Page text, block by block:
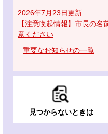
2026年7月23日更新
【注意喚起情報】市長の
意ください
重要なお知らせの一覧
見つからないときは